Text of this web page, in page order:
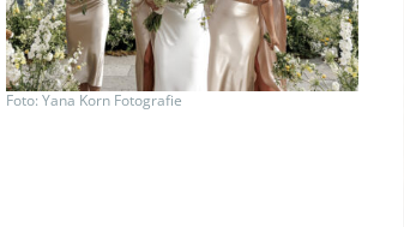
Foto: Yana Korn Fotografie